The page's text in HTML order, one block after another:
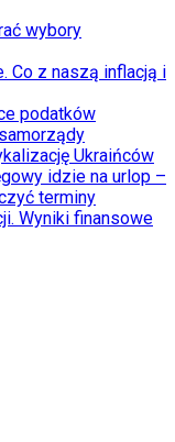
wybory
Co z naszą inflacją i
podatków
Ukraińców
idzie na urlop –
terminy
Wyniki finansowe